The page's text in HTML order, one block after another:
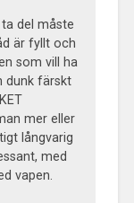
del måste
är fyllt och
som vill ha
dunk färskt
mer eller
långvarig
med
vapen.